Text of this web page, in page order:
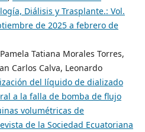
Diálisis y Trasplante.: Vol.
de 2025 a febrero de
Tatiana Morales Torres,
Carlos Calva, Leonardo
del líquido de dializado
a la falla de bomba de flujo
volumétricas de
de la Sociedad Ecuatoriana